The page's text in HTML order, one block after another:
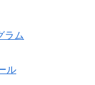
ラム
ル